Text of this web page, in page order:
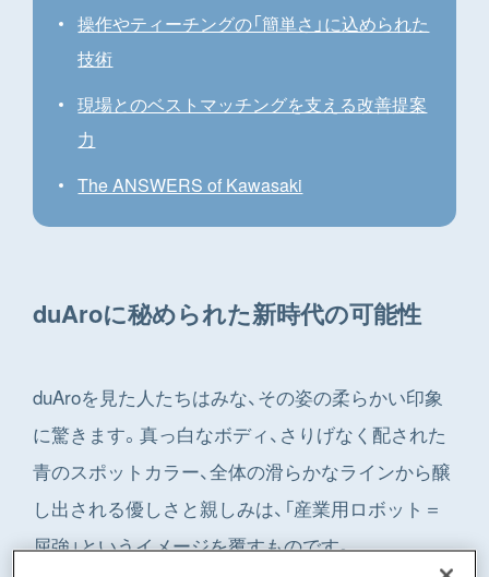
操作やティーチングの「簡単さ」に込められた
技術
現場とのベストマッチングを支える改善提案
力
The ANSWERS of Kawasaki
duAroに秘められた新時代の可能性
duAroを見た人たちはみな、その姿の柔らかい印象
に驚きます。真っ白なボディ、さりげなく配された
青のスポットカラー、全体の滑らかなラインから醸
し出される優しさと親しみは、「産業用ロボット＝
屈強」というイメージを覆すものです。